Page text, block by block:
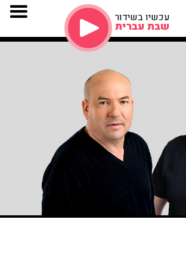
עכשיו בשידור
שבת עברית